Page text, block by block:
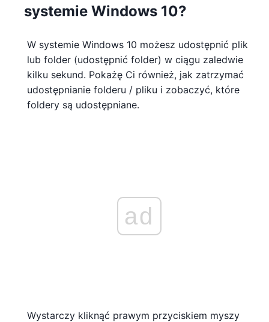
systemie Windows 10?
W systemie Windows 10 możesz udostępnić plik
lub folder (udostępnić folder) w ciągu zaledwie
kilku sekund. Pokażę Ci również, jak zatrzymać
udostępnianie folderu / pliku i zobaczyć, które
foldery są udostępniane.
ad
Wystarczy kliknąć prawym przyciskiem myszy